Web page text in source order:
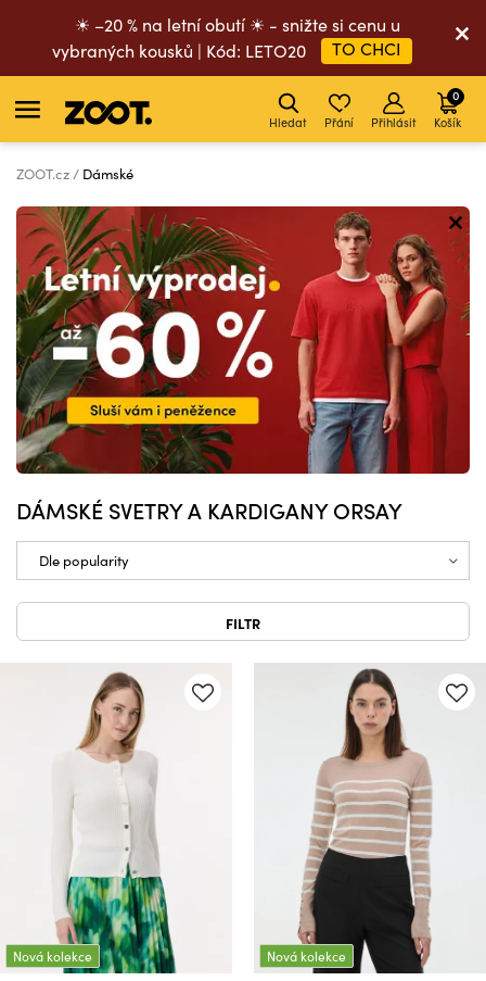
☀ –20 % na letní obutí ☀ - snižte si cenu u
vybraných kousků | Kód: LETO20
TO CHCI
Hledat Přání Přihlásit Košík
0
ZOOT.cz Dámské
DÁMSKÉ SVETRY A KARDIGANY ORSAY
FILTR
Nová kolekce Nová kolekce